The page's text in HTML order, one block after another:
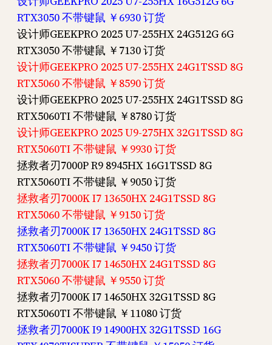
RTX3050 不带键鼠 ￥6930 订货
设计师GEEKPRO 2025 U7-255HX 24G512G 6G
RTX3050 不带键鼠 ￥7130 订货
设计师GEEKPRO 2025 U7-255HX 24G1TSSD 8G
RTX5060 不带键鼠 ￥8590 订货
设计师GEEKPRO 2025 U7-255HX 24G1TSSD 8G
RTX5060TI 不带键鼠 ￥8780 订货
设计师GEEKPRO 2025 U9-275HX 32G1TSSD 8G
RTX5060TI 不带键鼠 ￥9930 订货
拯救者刃7000P R9 8945HX 16G1TSSD 8G
RTX5060TI 不带键鼠 ￥9050 订货
拯救者刃7000K I7 13650HX 24G1TSSD 8G
RTX5060 不带键鼠 ￥9150 订货
拯救者刃7000K I7 13650HX 24G1TSSD 8G
RTX5060TI 不带键鼠 ￥9450 订货
拯救者刃7000K I7 14650HX 24G1TSSD 8G
RTX5060 不带键鼠 ￥9550 订货
拯救者刃7000K I7 14650HX 32G1TSSD 8G
RTX5060TI 不带键鼠 ￥11080 订货
拯救者刃7000K I9 14900HX 32G1TSSD 16G